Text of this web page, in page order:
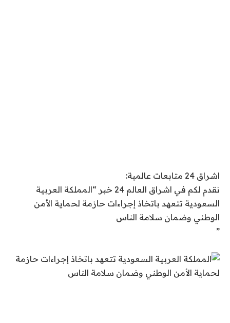
اشراق 24 متابعات عالمية:
نقدم لكم في اشراق العالم 24 خبر “المملكة العربية
السعودية تتعهد باتخاذ إجراءات حازمة لحماية الأمن
الوطني وضمان سلامة الناس
”